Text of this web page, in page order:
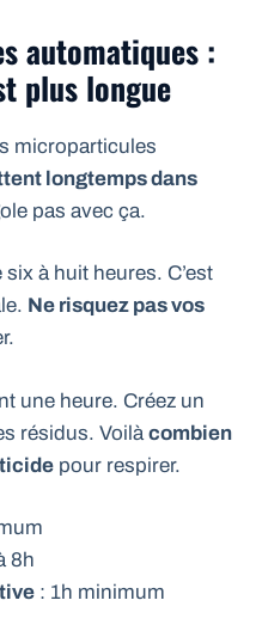
automatiques :
plus longue
microparticules
longtemps dans
pas avec ça.
à huit heures. C’est
Ne risquez pas vos
une heure. Créez un
résidus. Voilà combien
pour respirer.
8h
: 1h minimum